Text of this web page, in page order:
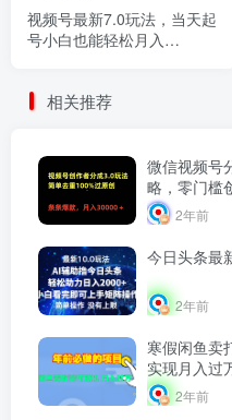
视频号最新7.0玩法，当天起
号小白也能轻松月入
相关推荐
微信视频号
略，零门槛
2年前
今日头条最
2年前
寒假闲鱼卖
实现月入过
2年前